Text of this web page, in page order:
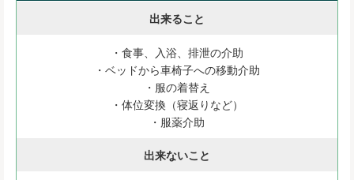
出来ること
・食事、入浴、排泄の介助
・ベッドから車椅子への移動介助
・服の着替え
・体位変換（寝返りなど）
・服薬介助
出来ないこと